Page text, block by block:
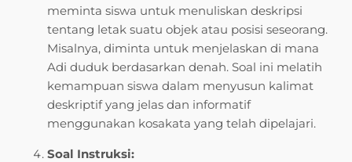
meminta siswa untuk menuliskan deskripsi
tentang letak suatu objek atau posisi seseorang.
Misalnya, diminta untuk menjelaskan di mana
Adi duduk berdasarkan denah. Soal ini melatih
kemampuan siswa dalam menyusun kalimat
deskriptif yang jelas dan informatif
menggunakan kosakata yang telah dipelajari.
Soal Instruksi: